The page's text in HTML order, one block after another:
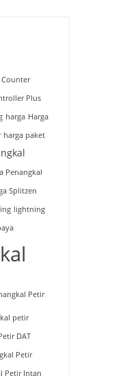
Plus
harga Harga
harga paket
Penangkal
Splitzen
lightning
Petir
petir
DAT
Petir
Petir Intan